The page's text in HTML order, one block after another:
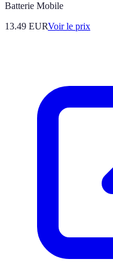
Batterie Mobile
13.49 EURVoir le prix